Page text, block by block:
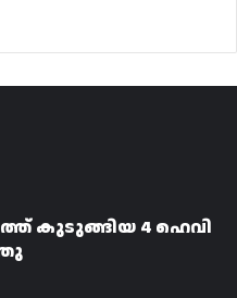
കുടുങ്ങിയ 4 ഹെവി